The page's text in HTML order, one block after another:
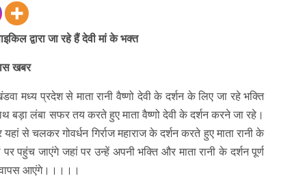
द्वारा जा रहे हैं देवी मां के भक्त
खबर
मध्य प्रदेश से माता रानी वैष्णो देवी के दर्शन के लिए जा रहे भक्ति
बड़ा लंबा सफर तय करते हुए माता वैष्णो देवी के दर्शन करने जा रहे।
से चलकर गोवर्धन गिर्राज महाराज के दर्शन करते हुए माता रानी के
पहुंच जाएंगे जहां पर उन्हें अपनी भक्ति और माता रानी के दर्शन पूर्ण
वापस आएंगे।।।।।